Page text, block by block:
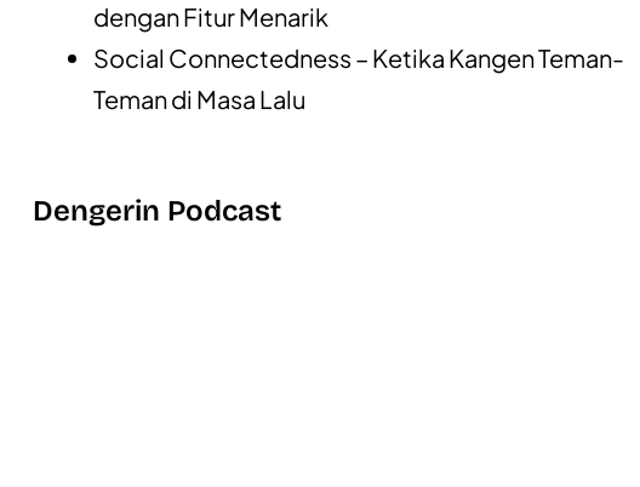
dengan Fitur Menarik
Social Connectedness – Ketika Kangen Teman-
Teman di Masa Lalu
Dengerin Podcast